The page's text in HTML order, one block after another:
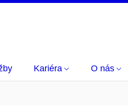
Kariéra O nás